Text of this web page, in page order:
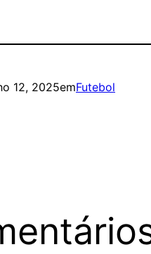
12, 2025emFutebol